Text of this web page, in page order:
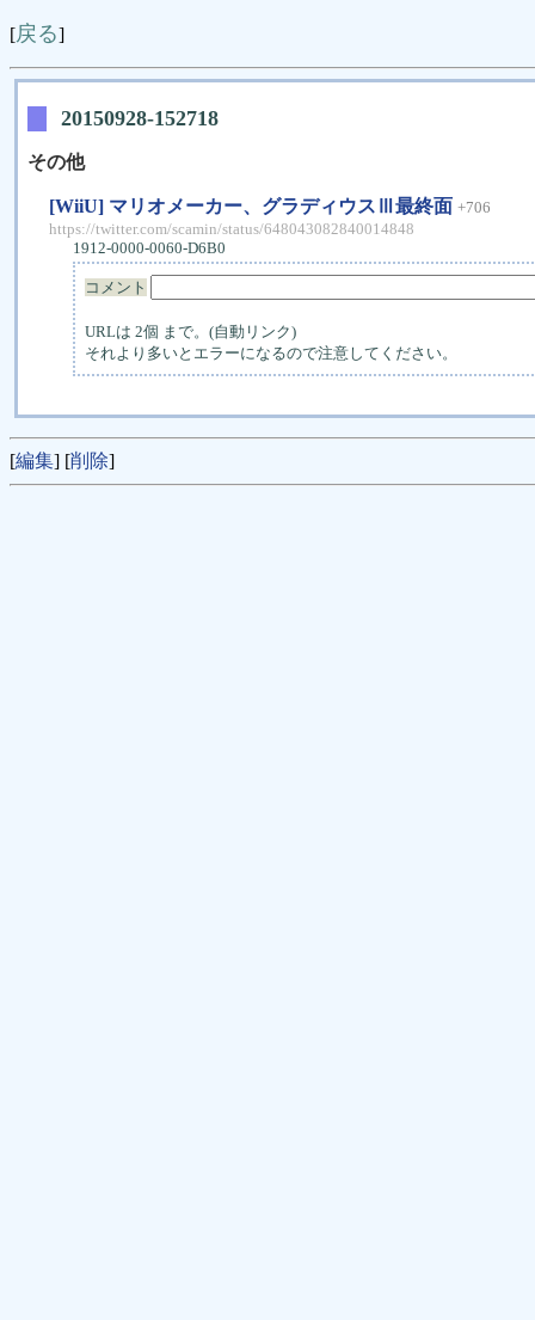
[戻る]
20150928-152718
その他
[WiiU] マリオメーカー、グラディウスⅢ最終面 +706
https://twitter.com/scamin/status/648043082840014848
1912-0000-0060-D6B0
コメント
URLは 2個 まで。(自動リンク)
それより多いとエラーになるので注意してください。
[編集] [削除]